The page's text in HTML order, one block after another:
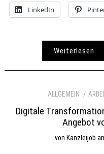
LinkedIn
Weiterlesen
ALLGEMEIN
Digitale
Angebot
von Kanzleijob